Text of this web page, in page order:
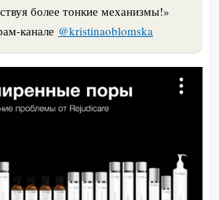
более тонкие механизмы!»
канале @kristinaoblomska